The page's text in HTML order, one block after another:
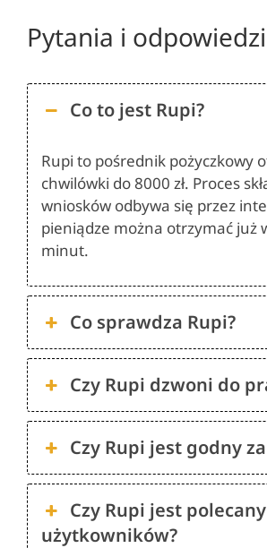
Pytania i odpowiedzi
Co to jest Rupi?
Rupi to pośrednik pożyczkowy
chwilówki do 8000 zł. Proces
wniosków odbywa się przez
pieniądze można otrzymać już
minut​.
Co sprawdza Rupi?
Czy Rupi dzwoni do
Czy Rupi jest godny
Czy Rupi jest
użytkowników?